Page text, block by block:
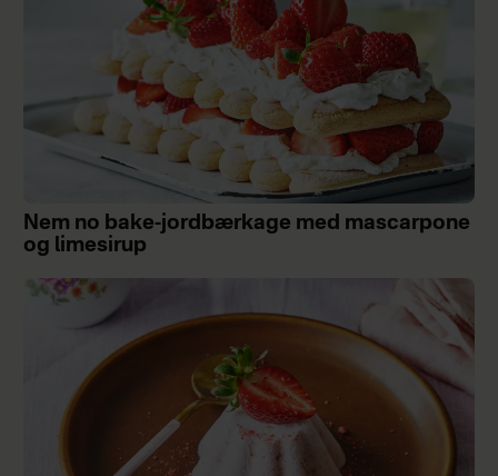
Nem no bake-jordbærkage med mascarpone
og limesirup